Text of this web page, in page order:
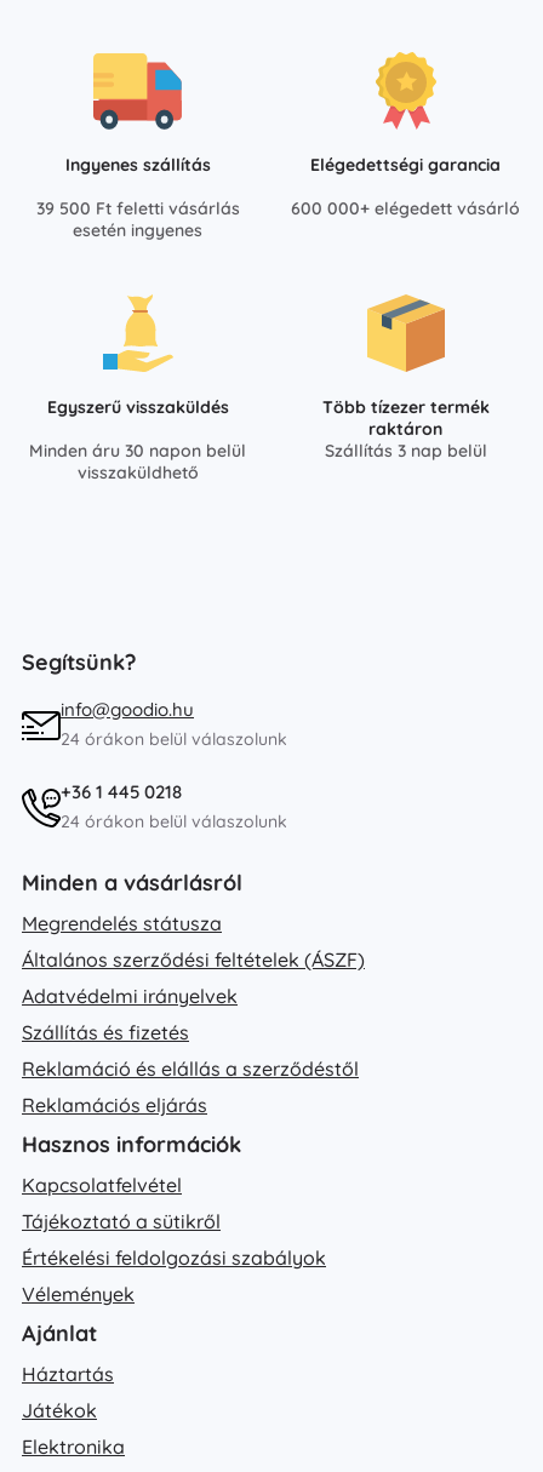
Ingyenes szállítás
39 500 Ft feletti vásárlás
esetén ingyenes
Elégedettségi garancia
600 000+ elégedett vásárló
Egyszerű visszaküldés
Minden áru 30 napon belül
visszaküldhető
Több tízezer termék
raktáron
Szállítás 3 nap belül
Segítsünk?
info@goodio.hu
24 órákon belül válaszolunk
+36 1 445 0218
24 órákon belül válaszolunk
Minden a vásárlásról
Megrendelés státusza
Általános szerződési feltételek (ÁSZF)
Adatvédelmi irányelvek
Szállítás és fizetés
Reklamáció és elállás a szerződéstől
Reklamációs eljárás
Hasznos információk
Kapcsolatfelvétel
Tájékoztató a sütikről
Értékelési feldolgozási szabályok
Vélemények
Ajánlat
Háztartás
Játékok
Elektronika